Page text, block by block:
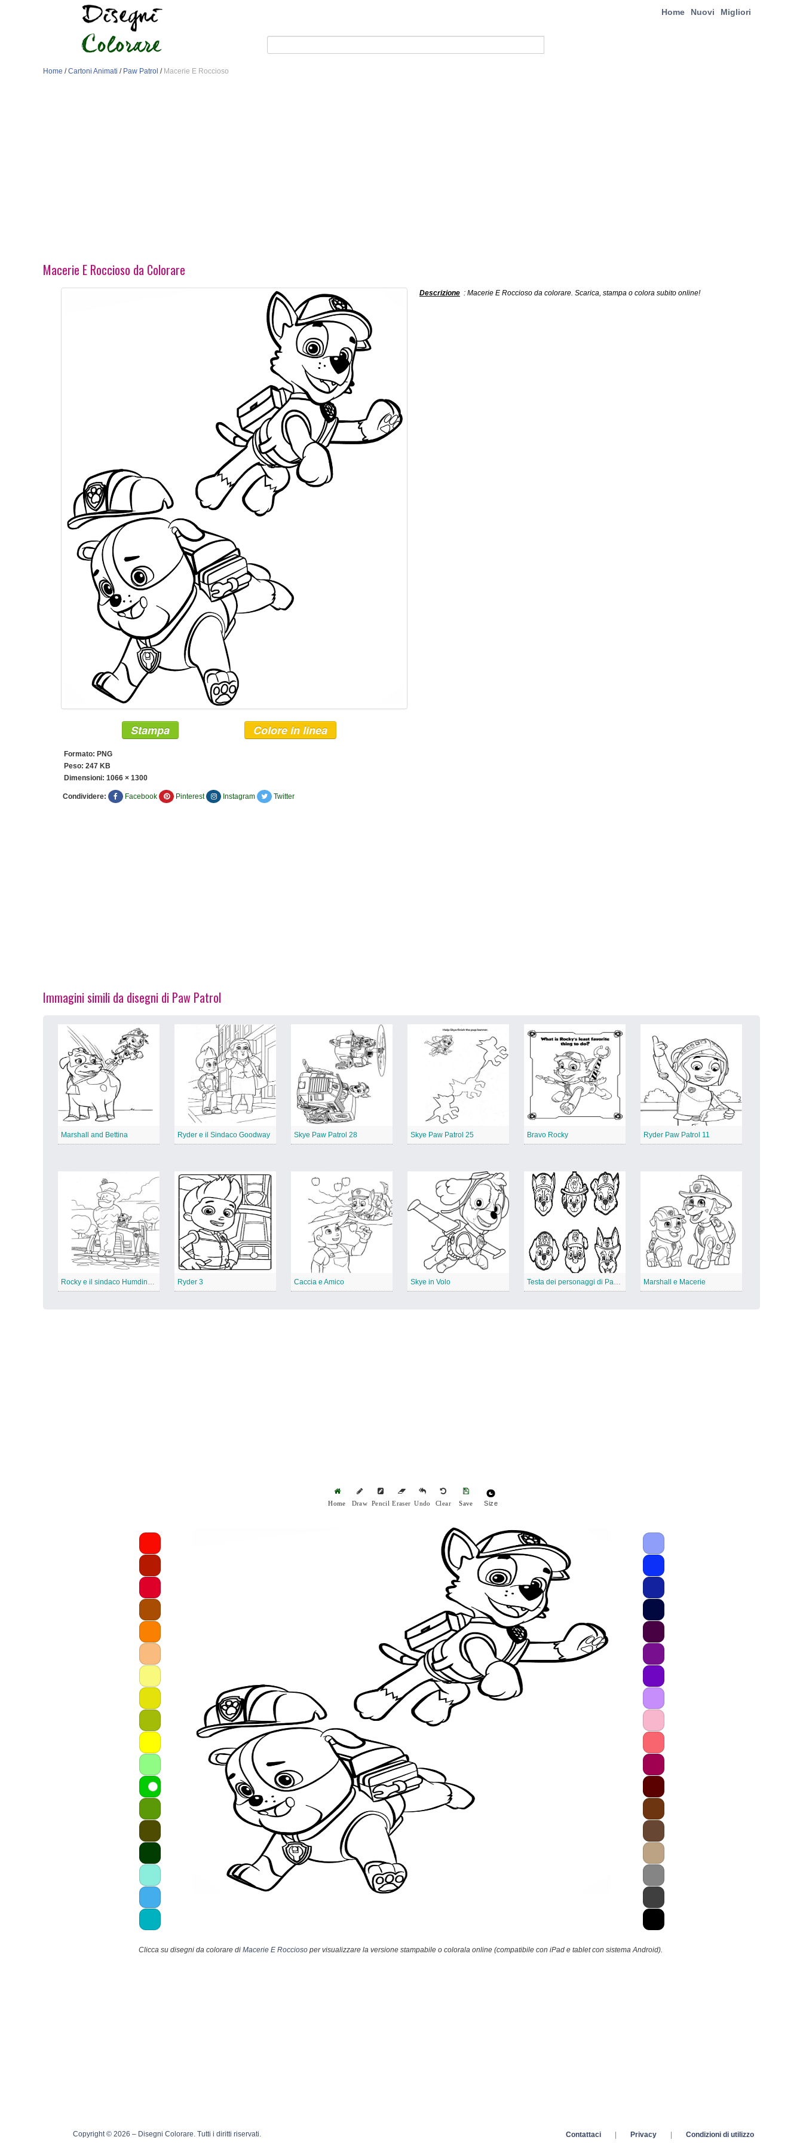
Home Nuovi Migliori
Home /Cartoni Animati / Paw Patrol / Macerie E Roccioso
Macerie E Roccioso da Colorare
Descrizione : Macerie E Roccioso da colorare. Scarica, stampa o colora subito online!
Stampa Colore in linea
Formato: PNG
Peso: 247 KB
Dimensioni: 1066 × 1300
Condividere: Facebook Pinterest Instagram Twitter
Immagini simili da disegni di Paw Patrol
Marshall and Bettina Ryder e il Sindaco Goodway Skye Paw Patrol 28 Skye Paw Patrol 25 Bravo Rocky Ryder Paw Patrol 11
Rocky e il sindaco Humdinger Ryder 3 Caccia e Amico Skye in Volo Testa dei personaggi di Paw Patrol Marshall e Macerie
Home Draw Pencil Eraser Undo Clear Save Size
Clicca su disegni da colorare di Macerie E Roccioso per visualizzare la versione stampabile o colorala online (compatibile con iPad e tablet con sistema Android).
Copyright © 2026 – Disegni Colorare. Tutti i diritti riservati. Contattaci Privacy Condizioni di utilizzo